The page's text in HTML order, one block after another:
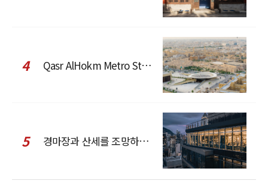
4 Qasr AlHokm Metro Station, 구도심과 현대 공공 인프라의 접점을 제안하다
5 경마장과 산세를 조망하는 CCD Hong Kong Creative Center